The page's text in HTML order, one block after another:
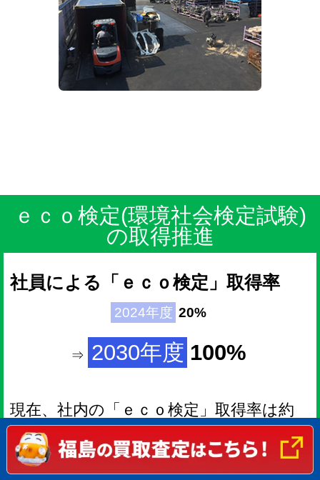
ｅｃｏ検定(環境社会検定試験)
の取得推進
社員による「ｅｃｏ検定」取得率
2024年度 20%
⇒ 2030年度 100%
現在、社内の「ｅｃｏ検定」取得率は約
20%となっており、2030年までに取得率
100%を目指します。